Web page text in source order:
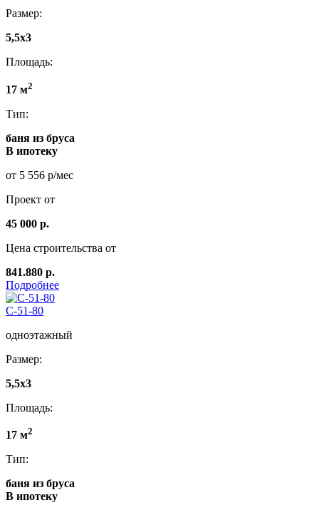
Размер:
5,5x3
Площадь:
17 м2
Тип:
баня из бруса
В ипотеку
от 5 556 р/мес
Проект от
45 000 р.
Цена строительства от
841.880 р.
Подробнее
C-51-80
одноэтажный
Размер:
5,5x3
Площадь:
17 м2
Тип:
баня из бруса
В ипотеку